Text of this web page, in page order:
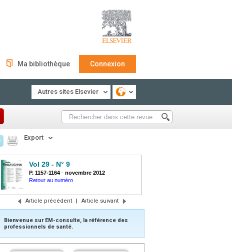
Ma bibliothèque Connexion
Autres sites Elsevier
Export
Vol 29 - N° 9
P. 1157-1164 - novembre 2012
Retour au numéro
Article précédent | Article suivant
Bienvenue sur EM-consulte, la référence des
professionnels de santé.